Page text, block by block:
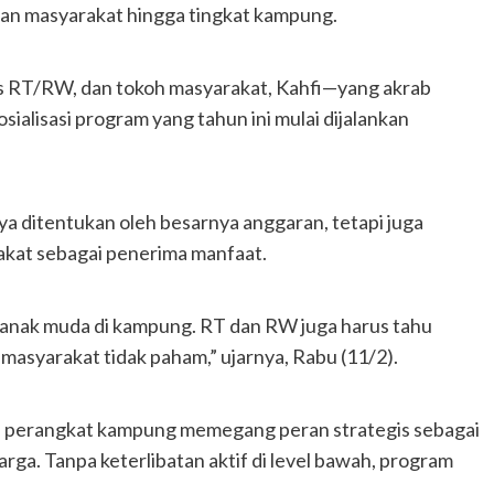
masyarakat hingga tingkat kampung.
RW, dan tokoh masyarakat, Kahfi—yang akrab
program yang tahun ini mulai dijalankan
ditentukan oleh besarnya anggaran, tetapi juga
sebagai penerima manfaat.
muda di kampung. RT dan RW juga harus tahu
tidak paham,” ujarnya, Rabu (11/2).
kampung memegang peran strategis sebagai
Tanpa keterlibatan aktif di level bawah, program